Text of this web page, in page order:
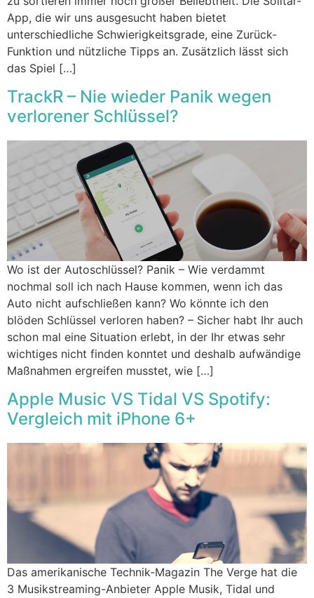
App, die wir uns ausgesucht haben bietet
unterschiedliche Schwierigkeitsgrade, eine Zurück-
Funktion und nützliche Tipps an. Zusätzlich lässt sich
das Spiel […]
TrackR – Nie wieder Panik wegen
verlorener Schlüssel?
Wo ist der Autoschlüssel? Panik – Wie verdammt
nochmal soll ich nach Hause kommen, wenn ich das
Auto nicht aufschließen kann? Wo könnte ich den
blöden Schlüssel verloren haben? – Sicher habt Ihr auch
schon mal eine Situation erlebt, in der Ihr etwas sehr
wichtiges nicht finden konntet und deshalb aufwändige
Maßnahmen ergreifen musstet, wie […]
Apple Music VS Tidal VS Spotify:
Vergleich mit iPhone 6+
Das amerikanische Technik-Magazin The Verge hat die
3 Musikstreaming-Anbieter Apple Musik, Tidal und